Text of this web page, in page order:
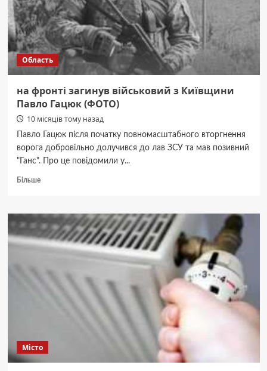
залучення
інвестицій
Область
на фронті загинув військовий з Київщини
Павло Гацюк (ФОТО)
10 місяців тому назад
Павло Гацюк після початку повномасштабного вторгнення
ворога добровільно долучився до лав ЗСУ та мав позивний
"Ганс". Про це повідомили у...
БільшеДокладніше
фронті
загинув
військовий
з
Місто